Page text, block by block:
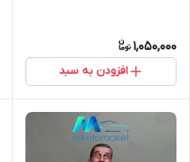
1,050,000
افزودن به سبد